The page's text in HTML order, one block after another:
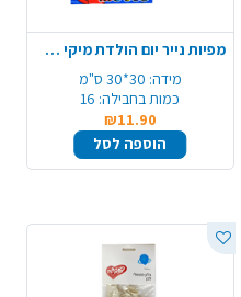
מפיות נייר יום הולדת מיקי מאוס - כחול
מידה: 30*30 ס"מ
כמות בחבילה: 16
₪11.90
הוספה לסל